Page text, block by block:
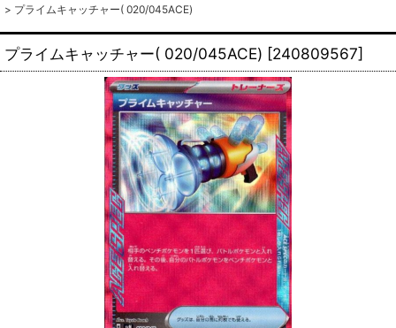
> プライムキャッチャー( 020/045ACE)
プライムキャッチャー( 020/045ACE) [240809567]